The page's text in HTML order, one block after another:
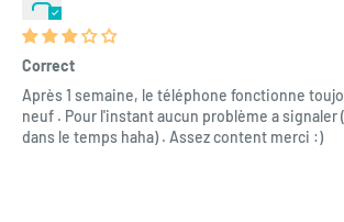
Correct
Après 1 semaine, le téléphone fonctionne
neuf . Pour l'instant aucun problème a signaler
dans le temps haha) . Assez content merci :)